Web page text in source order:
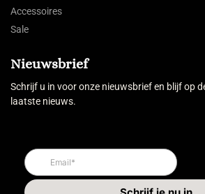
Accessoires
Sale
Nieuwsbrief
Schrijf u in voor onze nieuwsbrief en blijf op
laatste nieuws.